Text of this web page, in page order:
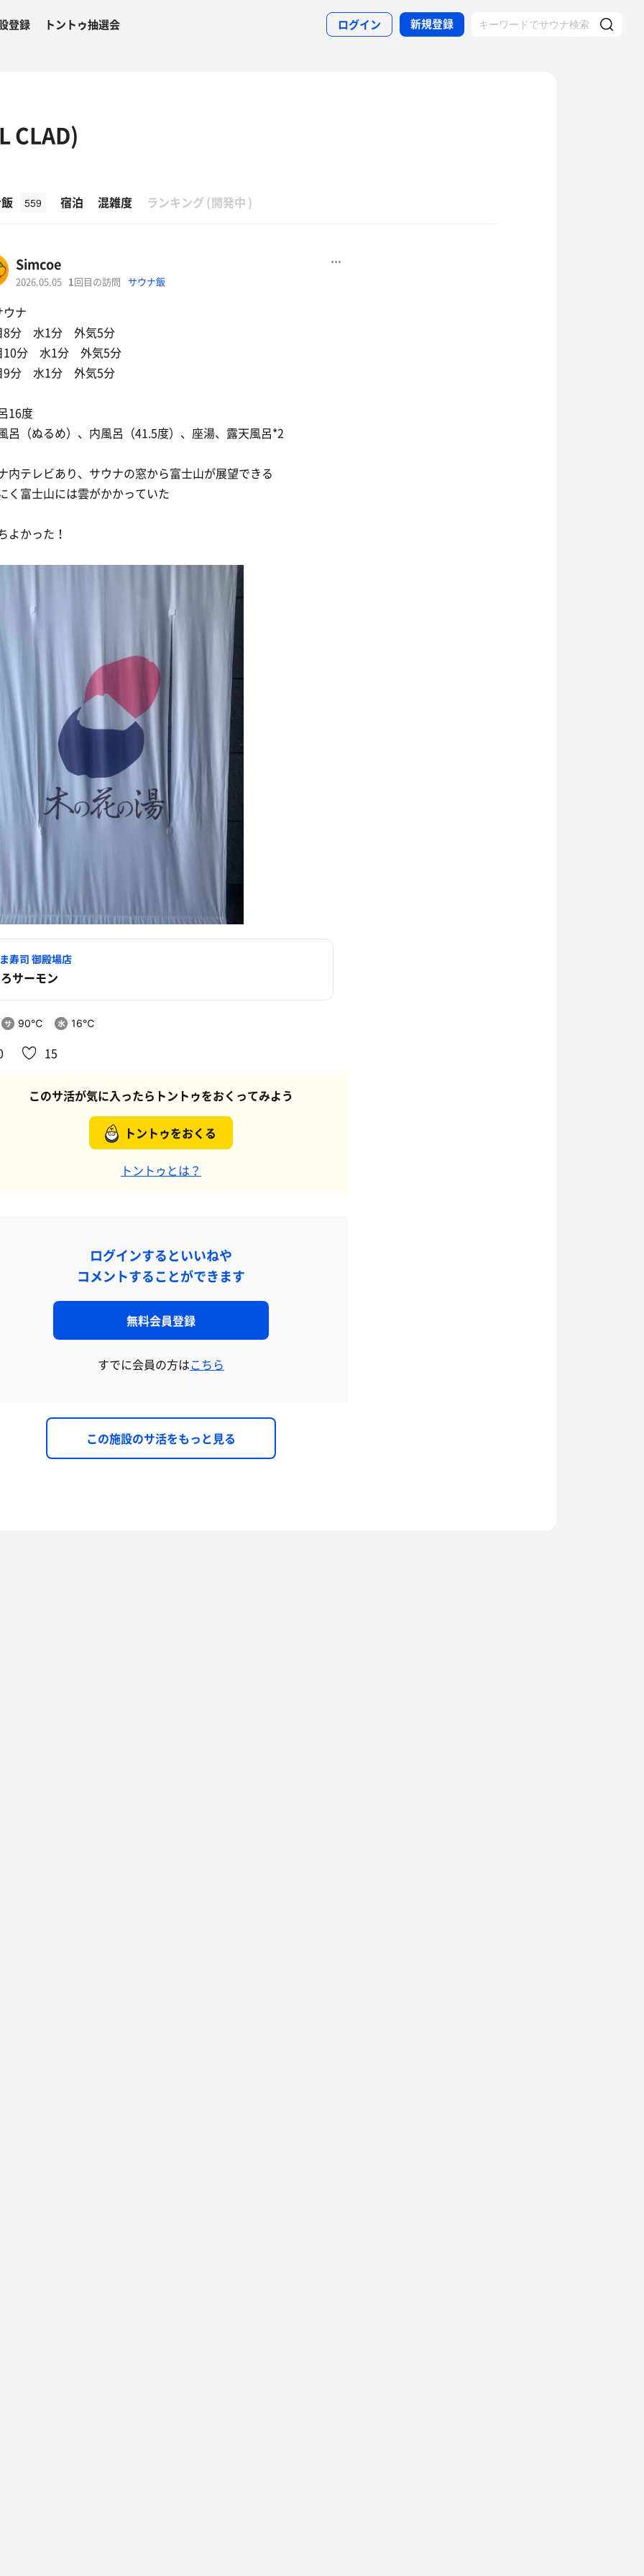
登録 トントゥ抽選会 ログイン 新規登録
CLAD)
559 宿泊 混雑度 ランキング (開発中 )
Simcoe
2026.05.05 1 回目の訪問 サウナ飯
ウナ
8分 水1分 外気5分
10分 水1分 外気5分
9分 水1分 外気5分
16度
呂（ぬるめ）、内風呂（41.5度）、座湯、露天風呂*2
内テレビあり、サウナの窓から富士山が展望できる
く富士山には雲がかかっていた
よかった！
寿司 御殿場店
サーモン
90℃ 16℃
15
このサ活が気に入ったらトントゥをおくってみよう
トントゥをおくる
トントゥとは？
ログインするといいねや
コメントすることができます
無料会員登録
すでに会員の方はこちら
この施設のサ活をもっと見る